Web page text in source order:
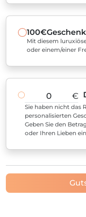
100€
Mit diesem
oder einem/einer
€
Sie haben nicht das
personalisierten
Geben Sie den
oder Ihren Lieben